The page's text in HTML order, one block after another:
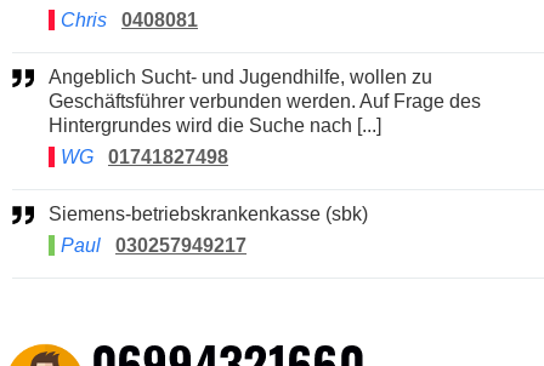
Chris
0408081
Angeblich Sucht- und Jugendhilfe, wollen zu
Geschäftsführer verbunden werden. Auf Frage des
Hintergrundes wird die Suche nach [...]
WG
01741827498
Siemens-betriebskrankenkasse (sbk)
Paul
030257949217